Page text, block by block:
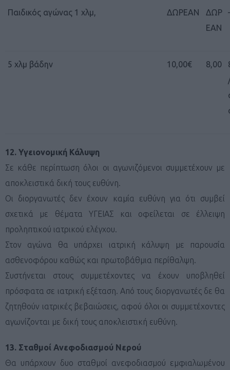
Παιδικός αγώνας 1 χλμ, ΔΩΡΕΑΝ
ΔΩΡ
ΕΑΝ
5 χλμ βάδην 10,00€ 8,00
12. Υγειονομική Κάλυψη
Σε κάθε περίπτωση όλοι οι αγωνιζόμενοι συμμετέχουν με
αποκλειστικά δική τους ευθύνη.
Οι διοργανωτές δεν έχουν καμία ευθύνη για ότι συμβεί
σχετικά με θέματα ΥΓΕΙΑΣ και οφείλεται σε έλλειψη
προληπτικού ιατρικού ελέγχου.
Στον αγώνα θα υπάρχει ιατρική κάλυψη με παρουσία
ασθενοφόρου καθώς και πρωτοβάθμια περίθαλψη.
Συστήνεται στους συμμετέχοντες να έχουν υποβληθεί
πρόσφατα σε ιατρική εξέταση. Από τους διοργανωτές δε θα
ζητηθούν ιατρικές βεβαιώσεις, αφού όλοι οι συμμετέχοντες
αγωνίζονται με δική τους αποκλειστική ευθύνη.
13. Σταθμοί Ανεφοδιασμού Νερού
Θα υπάρχουν δυο σταθμοί ανεφοδιασμού εμφιαλωμένου